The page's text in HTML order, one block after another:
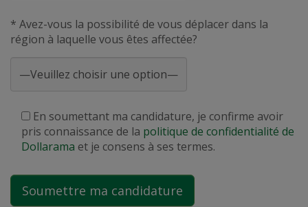
* Avez-vous la possibilité de vous déplacer dans la
région à laquelle vous êtes affectée?
En soumettant ma candidature, je confirme avoir
pris connaissance de la politique de confidentialité de
Dollarama et je consens à ses termes.